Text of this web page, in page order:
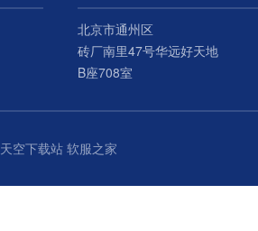
北京市通州区
砖厂南里47号华远好天地
B座708室
天空下载站 软服之家